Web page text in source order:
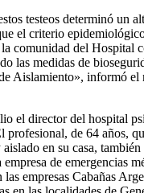
testeos determinó un
el criterio
la comunidad del Hospital
las medidas de
Aislamiento», informó el
el director del hospital
profesional, de 64 años,
en su casa, también
empresa de emergencias
empresas Cabañas